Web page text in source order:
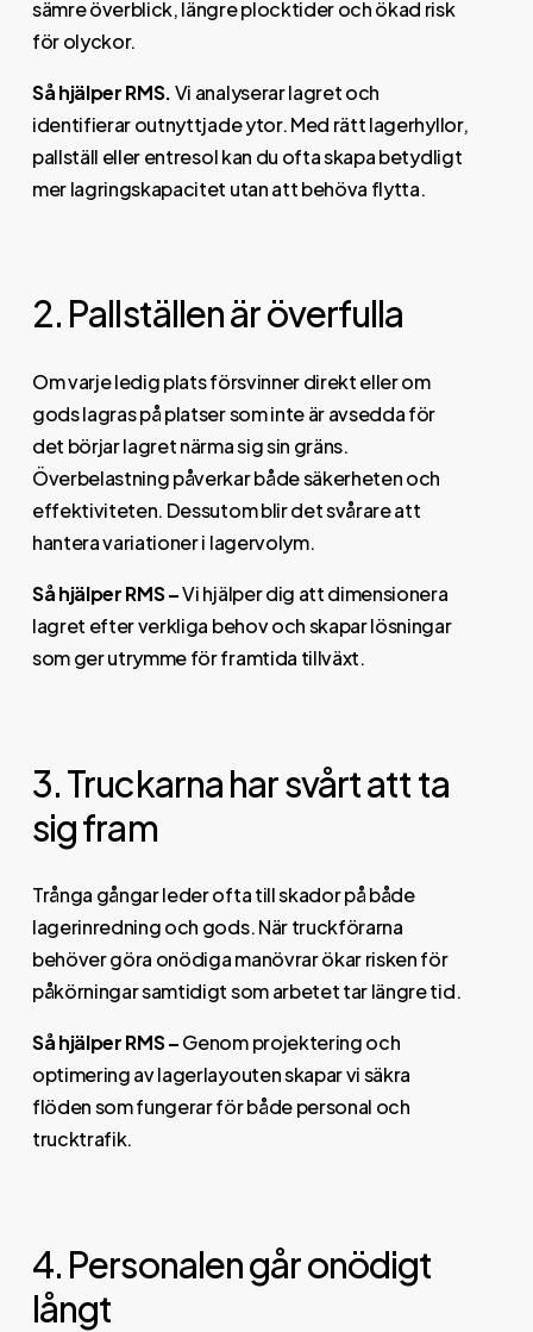
sämre överblick, längre plocktider och ökad risk
för olyckor.
Så hjälper RMS.Vi analyserar lagret och
identifierar outnyttjade ytor. Med rätt lagerhyllor,
pallställ eller entresol kan du ofta skapa betydligt
mer lagringskapacitet utan att behöva flytta.
2. Pallställen är överfulla
Om varje ledig plats försvinner direkt eller om
gods lagras på platser som inte är avsedda för
det börjar lagret närma sig sin gräns.
Överbelastning påverkar både säkerheten och
effektiviteten. Dessutom blir det svårare att
hantera variationer i lagervolym.
Så hjälper RMS –Vi hjälper dig att dimensionera
lagret efter verkliga behov och skapar lösningar
som ger utrymme för framtida tillväxt.
3. Truckarna har svårt att ta
sig fram
Trånga gångar leder ofta till skador på både
lagerinredning och gods. När truckförarna
behöver göra onödiga manövrar ökar risken för
påkörningar samtidigt som arbetet tar längre tid.
Så hjälper RMS –Genom projektering och
optimering av lagerlayouten skapar vi säkra
flöden som fungerar för både personal och
trucktrafik.
4. Personalen går onödigt
långt